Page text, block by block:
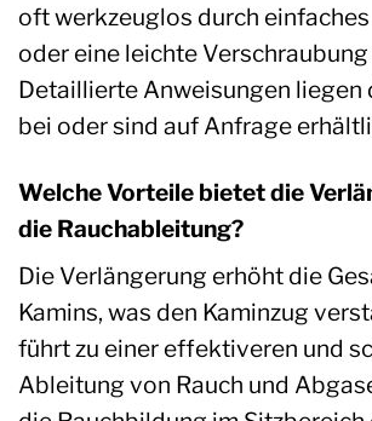
oft werkzeuglos durch
oder eine leichte
Detaillierte Anweisungen liegen
bei oder sind auf Anfrage
Welche Vorteile bietet die
die Rauchableitung?
Die Verlängerung erhöht die
Kamins, was den Kaminzug
führt zu einer effektiveren und
Ableitung von Rauch und